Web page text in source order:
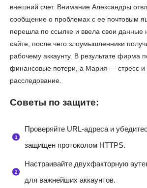
внешний счет. Внимание Александры
сообщение о проблемах с ее почтовым
перешла по ссылке и ввела свои данные
сайте, после чего злоумышленники
рабочему аккаунту. В результате фирма
финансовые потери, а Мария — стресс и
расследование.
Советы по защите:
Проверяйте URL-адреса и
защищен протоколом HTTPS.
Настраивайте двухфакторную
для важнейших аккаунтов.